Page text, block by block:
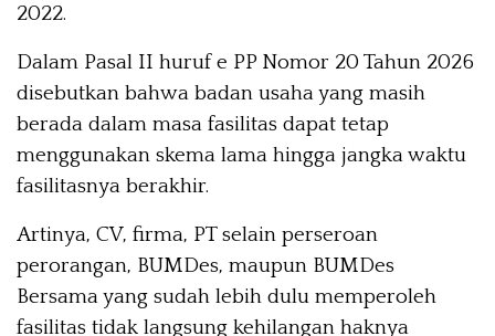
2022.
Dalam Pasal II huruf e PP Nomor 20 Tahun 2026
disebutkan bahwa badan usaha yang masih
berada dalam masa fasilitas dapat tetap
menggunakan skema lama hingga jangka waktu
fasilitasnya berakhir.
Artinya, CV, firma, PT selain perseroan
perorangan, BUMDes, maupun BUMDes
Bersama yang sudah lebih dulu memperoleh
fasilitas tidak langsung kehilangan haknya